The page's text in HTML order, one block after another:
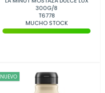
300G/8
T6778
MUCHO STOCK
NUEVO